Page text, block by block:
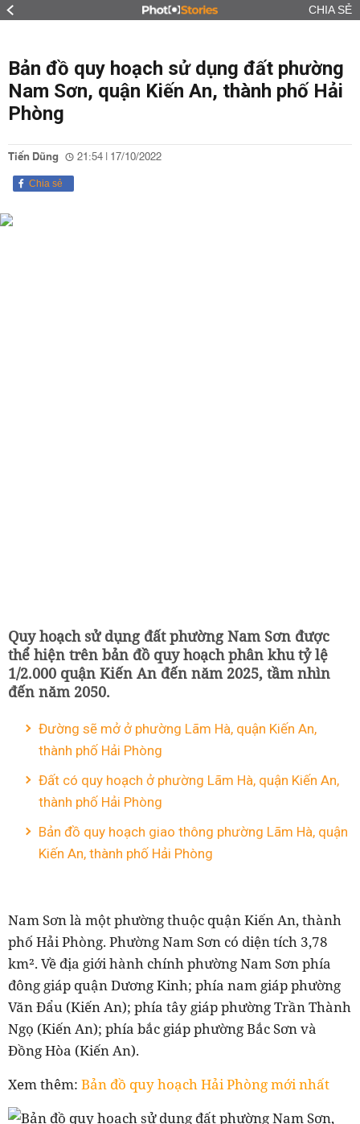
CHIA SẺ
Bản đồ quy hoạch sử dụng đất phường
Nam Sơn, quận Kiến An, thành phố Hải
Phòng
Tiến Dũng 21:54 | 17/10/2022
Chia sẻ
Quy hoạch sử dụng đất phường Nam Sơn được
thể hiện trên bản đồ quy hoạch phân khu tỷ lệ
1/2.000 quận Kiến An đến năm 2025, tầm nhìn
đến năm 2050.
Đường sẽ mở ở phường Lãm Hà, quận Kiến An,
thành phố Hải Phòng
Đất có quy hoạch ở phường Lãm Hà, quận Kiến An,
thành phố Hải Phòng
Bản đồ quy hoạch giao thông phường Lãm Hà, quận
Kiến An, thành phố Hải Phòng
Nam Sơn là một phường thuộc quận Kiến An, thành
phố Hải Phòng. Phường Nam Sơn có diện tích 3,78
km². Về địa giới hành chính phường Nam Sơn phía
đông giáp quận Dương Kinh; phía nam giáp phường
Văn Đẩu (Kiến An); phía tây giáp phường Trần Thành
Ngọ (Kiến An); phía bắc giáp phường Bắc Sơn và
Đồng Hòa (Kiến An).
Xem thêm: Bản đồ quy hoạch Hải Phòng mới nhất